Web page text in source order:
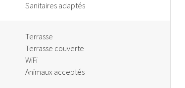
Sanitaires adaptés
Terrasse
Terrasse couverte
WiFi
Animaux acceptés